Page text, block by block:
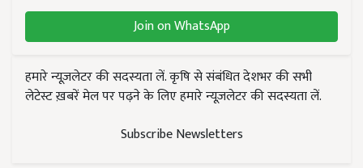
Join on WhatsApp
हमारे न्यूज़लेटर की सदस्यता लें. कृषि से संबंधित देशभर की सभी
लेटेस्ट ख़बरें मेल पर पढ़ने के लिए हमारे न्यूज़लेटर की सदस्यता लें.
Subscribe Newsletters